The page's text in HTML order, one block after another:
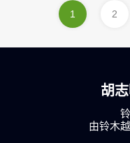
1 2
胡
由铃木